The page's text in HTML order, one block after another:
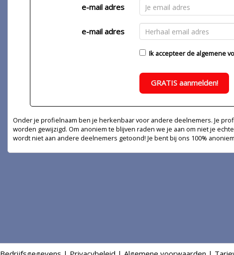
e-mail adres
e-mail adres
Ik accepteer de algemene
GRATIS aanmelden!
Onder je profielnaam ben je herkenbaar voor andere deelnemers. Je
worden gewijzigd. Om anoniem te blijven raden we je aan om niet je
wordt niet aan andere deelnemers getoond! Je bent bij ons 100%